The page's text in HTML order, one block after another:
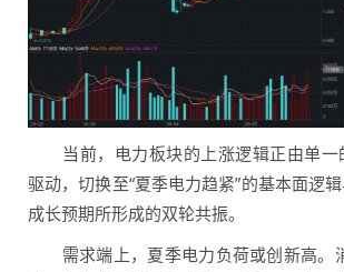
当前，电力板块的上涨逻辑正由单一
驱动，切换至“夏季电力趋紧”的基本面逻
成长预期所形成的双轮共振。
需求端上，夏季电力负荷或创新高。